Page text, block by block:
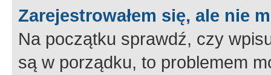
Zarejestrowałem się, ale nie
Na początku sprawdź, czy
są w porządku, to problemem